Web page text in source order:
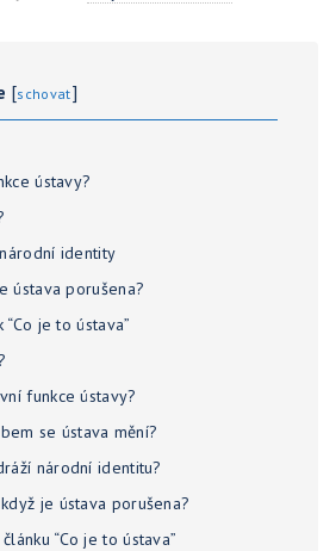
[schovat]
ústavy?
identity
ústava porušena?
je to ústava”
funkce ústavy?
se ústava mění?
národní identitu?
je ústava porušena?
“Co je to ústava”